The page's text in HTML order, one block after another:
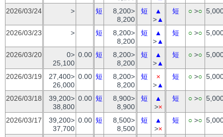
2026/03/24 > 短
8,200>
8,200
短
▲
>▲
短 ○ >○
2026/03/23 > 短
8,200>
8,200
短
▲
>▲
短 ○ >○
2026/03/20
0>
25,100
0.00 短
8,200>
8,200
短
▲
>▲
短 ○ >○
2026/03/19
27,400>
26,000
0.00 短
8,200>
8,200
短
×
>▲
短 ○ >○
2026/03/18
39,200>
38,800
0.00 短
8,900>
8,900
短
▲
>×
短 ○ >○
2026/03/17
39,200>
37,700
0.00 短
8,500>
8,500
短
▲
>×
短 ○ >○